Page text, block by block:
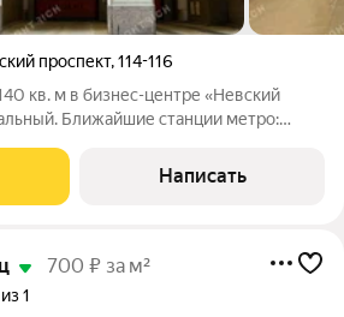
проспект,114-116
кв. м в бизнес-центре «Невский
Ближайшие станции метро:
45000; - Код налоговой: 41; -
3000;
Написать
700 ₽ за м²
1